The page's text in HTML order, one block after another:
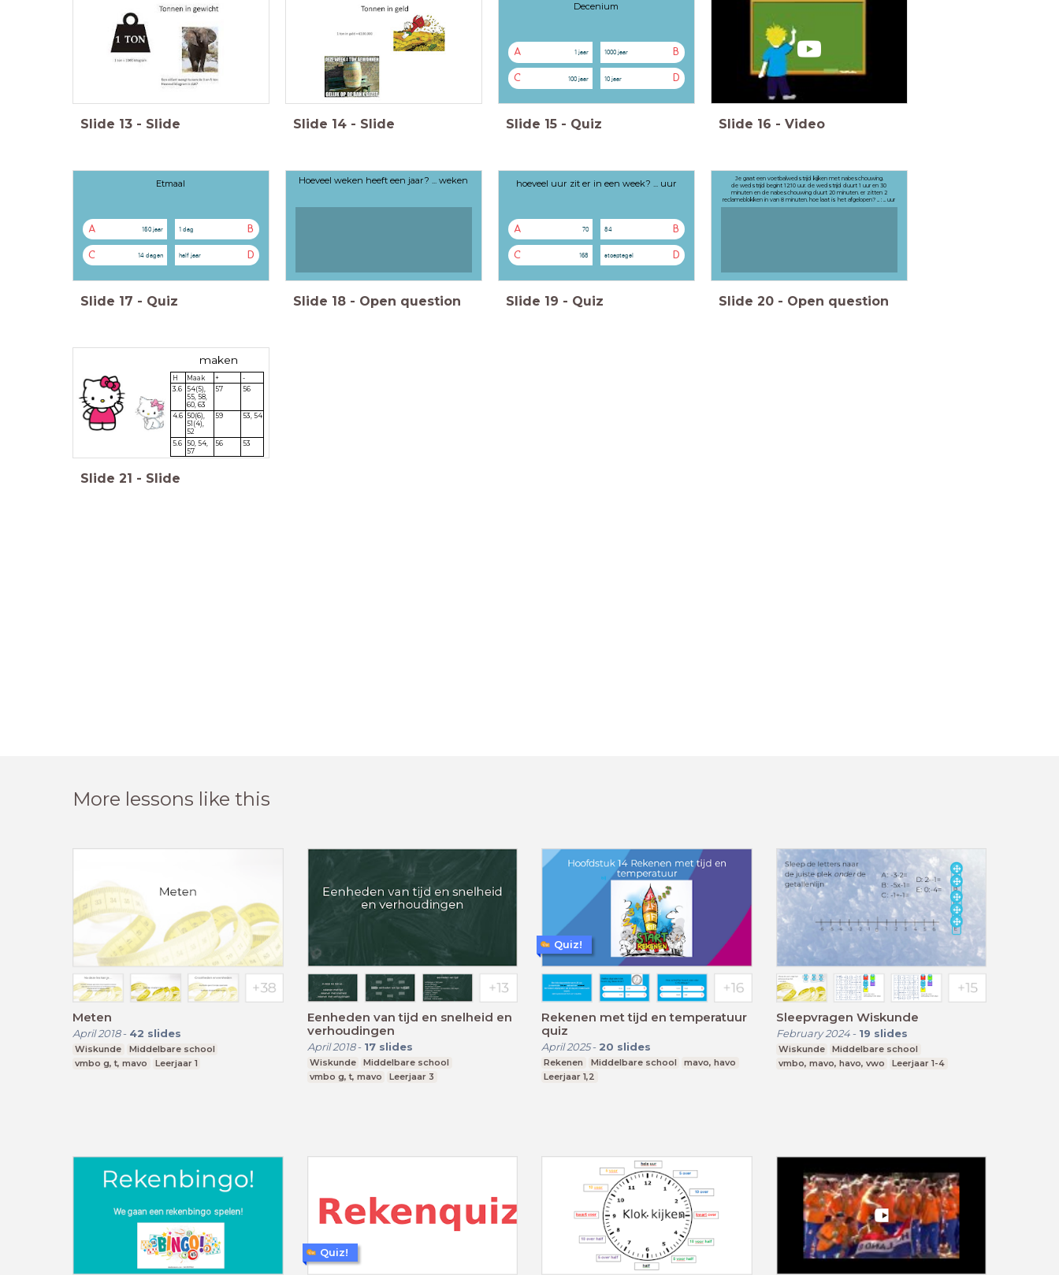
Slide 13 - Slide Slide 14 - Slide
Decenium
A 1 jaar B
1000 jaar
C 100 jaar D
10 jaar
Slide 15 - Quiz Slide 16 - Video
Etmaal
A 150 jaar B
1 dag
C 14 dagen D
half jaar
Slide 17 - Quiz
Hoeveel weken heeft een jaar? ... weken
Slide 18 - Open question
hoeveel uur zit er in een week? ... uur
A 70 B
84
C 168 D
stoeptegel
Slide 19 - Quiz
Je gaat een voetbalwedstrijd kijken met nabeschouwing.
de wedstrijd begint 12:10 uur. de wedstrijd duurt 1 uur en 30
minuten en de nabeschouwing duurt 20 minuten. er zitten 2
reclameblokken in van 8 minuten. hoe laat is het afgelopen? ... : ... uur
Slide 20 - Open question
maken
H Maak +
-
3.6
54(5),
55, 58,
60, 63
57 56
4.6 50(6),
51(4),
52
59 53, 54
5.6
50, 54,
57
56 53
Slide 21 - Slide
More lessons like this
Meten
April 2018- 42 slides
Wiskunde
Middelbare school
vmbo g, t, mavo
Leerjaar 1
Eenheden van tijd en snelheid en
verhoudingen
April 2018- 17 slides
Wiskunde
Middelbare school
vmbo g, t, mavo
Leerjaar 3
Rekenen met tijd en temperatuur
quiz
April 2025- 20 slides
Rekenen Middelbare school
mavo, havo
Leerjaar 1,2
Quiz!
Sleepvragen Wiskunde
February 2024- 19 slides
Wiskunde
Middelbare school
vmbo, mavo, havo, vwo
Leerjaar 1-4
Quiz!